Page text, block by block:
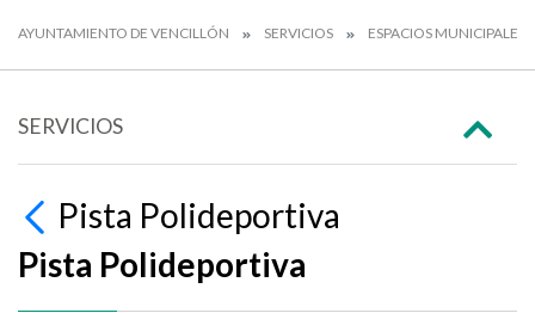
AYUNTAMIENTO DE VENCILLÓN SERVICIOS ESPACIOS MUNICIPALES
SERVICIOS
Pista Polideportiva
Pista Polideportiva